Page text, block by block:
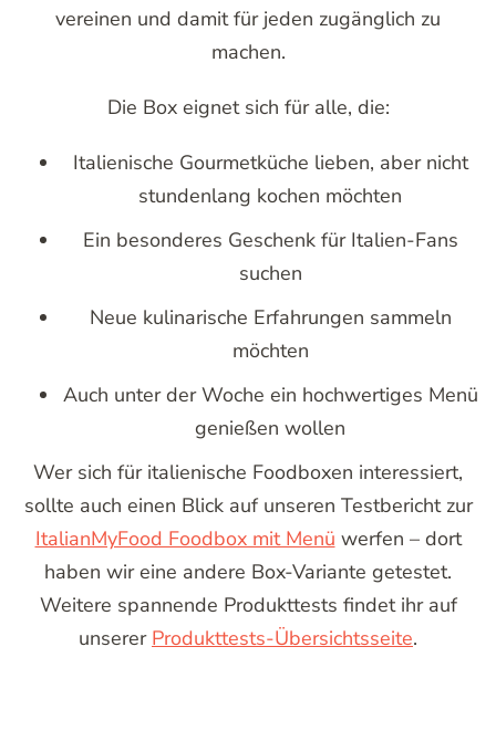
vereinen und damit für jeden zugänglich zu
machen.
Die Box eignet sich für alle, die:
Italienische Gourmetküche lieben, aber nicht
stundenlang kochen möchten
Ein besonderes Geschenk für Italien-Fans
suchen
Neue kulinarische Erfahrungen sammeln
möchten
Auch unter der Woche ein hochwertiges Menü
genießen wollen
Wer sich für italienische Foodboxen interessiert,
sollte auch einen Blick auf unseren Testbericht zur
ItalianMyFood Foodbox mit Menü werfen – dort
haben wir eine andere Box-Variante getestet.
Weitere spannende Produkttests findet ihr auf
unserer Produkttests-Übersichtsseite.